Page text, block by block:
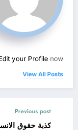
your Profile now.
View All Posts
Previous post
كذبة حقوق الانسان .. الكذبة و